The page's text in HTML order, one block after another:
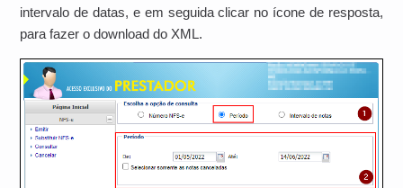
intervalo de datas, e em seguida clicar no ícone de resposta,
para fazer o download do XML.